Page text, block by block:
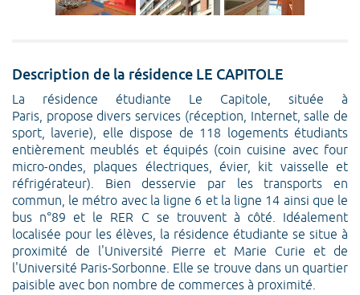
Description de la résidence LE CAPITOLE
La résidence étudiante Le Capitole, située à
Paris, propose divers services (réception, Internet, salle de
sport, laverie), elle dispose de 118 logements étudiants
entièrement meublés et équipés (coin cuisine avec four
micro-ondes, plaques électriques, évier, kit vaisselle et
réfrigérateur). Bien desservie par les transports en
commun, le métro avec la ligne 6 et la ligne 14 ainsi que le
bus n°89 et le RER C se trouvent à côté. Idéalement
localisée pour les élèves, la résidence étudiante se situe à
proximité de l'Université Pierre et Marie Curie et de
l'Université Paris-Sorbonne. Elle se trouve dans un quartier
paisible avec bon nombre de commerces à proximité.